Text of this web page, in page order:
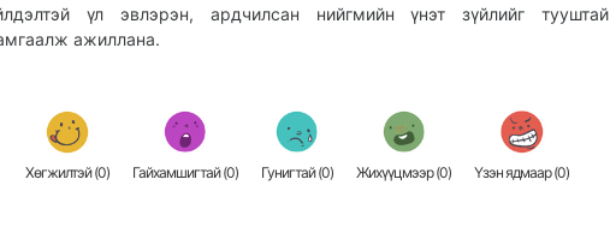
үл эвлэрэн, ардчилсан нийгмийн үнэт зүйлийг тууштай
ажиллана.
Хөгжилтэй (0) Гайхамшигтай (0) Гунигтай (0) Жихүүцмээр (0) Үзэн ядмаар (0)